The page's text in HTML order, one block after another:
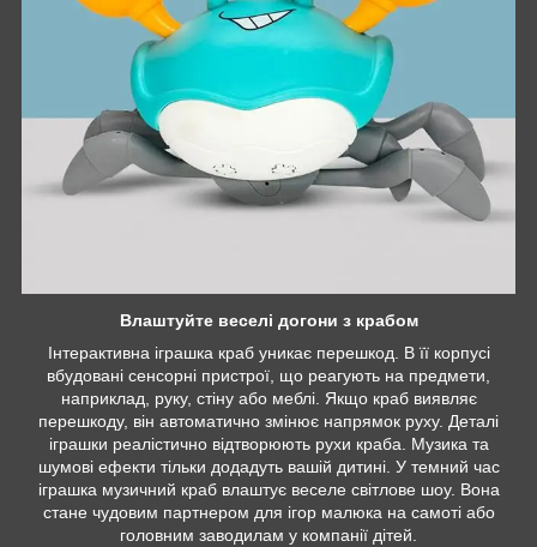
Влаштуйте веселі догони з крабом
Інтерактивна іграшка краб уникає перешкод. В її корпусі
вбудовані сенсорні пристрої, що реагують на предмети,
наприклад, руку, стіну або меблі. Якщо краб виявляє
перешкоду, він автоматично змінює напрямок руху. Деталі
іграшки реалістично відтворюють рухи краба. Музика та
шумові ефекти тільки додадуть вашій дитині. У темний час
іграшка музичний краб влаштує веселе світлове шоу. Вона
стане чудовим партнером для ігор малюка на самоті або
головним заводилам у компанії дітей.